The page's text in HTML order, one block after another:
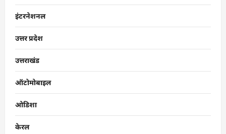
इंटरनेशनल
उत्तर प्रदेश
उत्तराखंड
ऑटोमोबाइल
ओडिशा
केरल